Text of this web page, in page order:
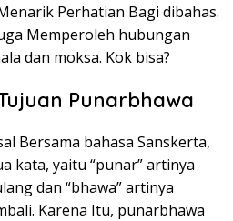
Perhatian Bagi dibahas.
Memperoleh hubungan
dan moksa. Kok bisa?
Punarbhawa
Bersama bahasa Sanskerta,
kata, yaitu “punar” artinya
dan “bhawa” artinya
Karena Itu, punarbhawa